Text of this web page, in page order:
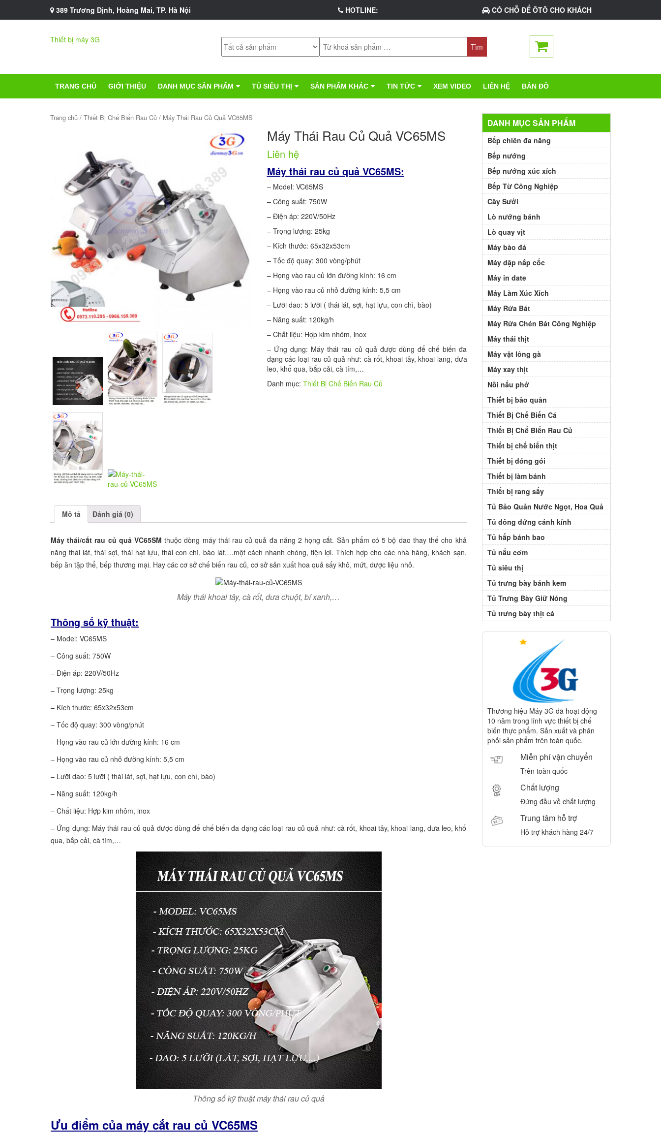
389 Trương Định, Hoàng Mai, TP. Hà Nội HOTLINE: CÓ CHỖ ĐỂ ÔTÔ CHO KHÁCH
Thiết bị máy 3G
TRANG CHỦ GIỚI THIỆU DANH MỤC SẢN PHẨM TỦ SIÊU THỊ SẢN PHẨM KHÁC TIN TỨC XEM VIDEO LIÊN HỆ BẢN ĐỒ
Trang chủ / Thiết Bị Chế Biến Rau Củ / Máy Thái Rau Củ Quả VC65MS
Máy Thái Rau Củ Quả VC65MS
Liên hệ
Máy thái rau củ quả VC65MS:
– Model: VC65MS
– Công suất: 750W
– Điện áp: 220V/50Hz
– Trọng lượng: 25kg
– Kích thước: 65x32x53cm
– Tốc độ quay: 300 vòng/phút
– Họng vào rau củ lớn đường kính: 16 cm
– Họng vào rau củ nhỏ đường kính: 5,5 cm
– Lưỡi dao: 5 lưỡi ( thái lát, sợi, hạt lựu, con chì, bào)
– Năng suất: 120kg/h
– Chất liệu: Hợp kim nhôm, inox
– Ứng dụng: Máy thái rau củ quả được dùng để chế biến đa
dạng các loại rau củ quả như: cà rốt, khoai tây, khoai lang, dưa
leo, khổ qua, bắp cải, cà tím,…
Danh mục: Thiết Bị Chế Biến Rau Củ
Mô tả Đánh giá (0)
Máy thái/cắt rau củ quả VC65SM thuộc dòng máy thái rau củ quả đa năng 2 họng cắt. Sản phẩm có 5 bộ dao thay thế cho khả
năng thái lát, thái sợi, thái hạt lựu, thái con chì, bào lát,…một cách nhanh chóng, tiện lợi. Thích hợp cho các nhà hàng, khách sạn,
bếp ăn tập thể, bếp thương mại. Hay các cơ sở chế biến rau củ, cơ sở sản xuất hoa quả sấy khô, mứt, dược liệu nhỏ.
Máy thái khoai tây, cà rốt, dưa chuột, bí xanh,…
Thông số kỹ thuật:
– Model: VC65MS
– Công suất: 750W
– Điện áp: 220V/50Hz
– Trọng lượng: 25kg
– Kích thước: 65x32x53cm
– Tốc độ quay: 300 vòng/phút
– Họng vào rau củ lớn đường kính: 16 cm
– Họng vào rau củ nhỏ đường kính: 5,5 cm
– Lưỡi dao: 5 lưỡi ( thái lát, sợi, hạt lựu, con chì, bào)
– Năng suất: 120kg/h
– Chất liệu: Hợp kim nhôm, inox
– Ứng dụng: Máy thái rau củ quả được dùng để chế biến đa dạng các loại rau củ quả như: cà rốt, khoai tây, khoai lang, dưa leo, khổ
qua, bắp cải, cà tím,…
Thông số kỹ thuật máy thái rau củ quả
Ưu điểm của máy cắt rau củ VC65MS
DANH MỤC SẢN PHẨM
Bếp chiên đa năng
Bếp nướng
Bếp nướng xúc xích
Bếp Từ Công Nghiệp
Cây Sưởi
Lò nướng bánh
Lò quay vịt
Máy bào đá
Máy dập nắp cốc
Máy in date
Máy Làm Xúc Xích
Máy Rửa Bát
Máy Rửa Chén Bát Công Nghiệp
Máy thái thịt
Máy vặt lông gà
Máy xay thịt
Nồi nấu phở
Thiết bị bảo quản
Thiết Bị Chế Biến Cá
Thiết Bị Chế Biến Rau Củ
Thiết bị chế biến thịt
Thiết bị đóng gói
Thiết bị làm bánh
Thiết bị rang sấy
Tủ Bảo Quản Nước Ngọt, Hoa Quả
Tủ đông đứng cánh kính
Tủ hấp bánh bao
Tủ nấu cơm
Tủ siêu thị
Tủ trưng bày bánh kem
Tủ Trưng Bày Giữ Nóng
Tủ trưng bày thịt cá
Thương hiệu Máy 3G đã hoạt động
10 năm trong lĩnh vực thiết bị chế
biến thực phẩm. Sản xuất và phân
phối sản phẩm trên toàn quốc.
Miễn phí vận chuyển
Trên toàn quốc
Chất lượng
Đứng đầu về chất lượng
Trung tâm hỗ trợ
Hỗ trợ khách hàng 24/7